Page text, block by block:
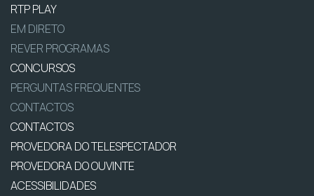
RTP PLAY
EM DIRETO
REVER PROGRAMAS
CONCURSOS
PERGUNTAS FREQUENTES
CONTACTOS
CONTACTOS
PROVEDORA DO TELESPECTADOR
PROVEDORA DO OUVINTE
ACESSIBILIDADES